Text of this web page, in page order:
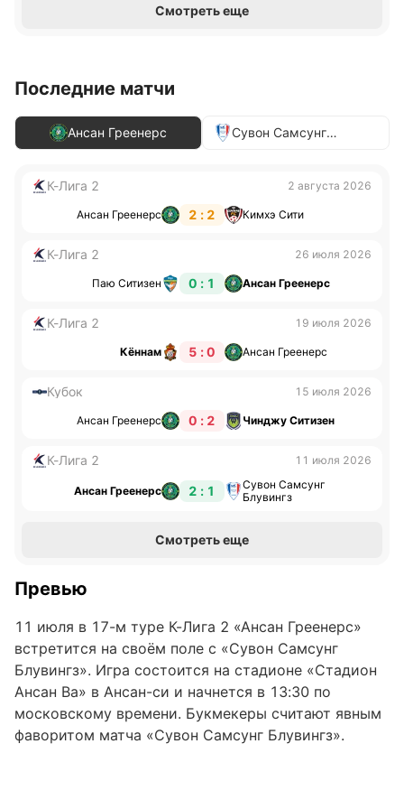
Смотреть еще
Последние матчи
Ансан Греенерс
Сувон Самсунг
К-Лига 2 2 августа 2026
Ансан Греенерс 2 : 2 Кимхэ Сити
К-Лига 2 26 июля 2026
Паю Ситизен 0 : 1 Ансан Греенерс
К-Лига 2 19 июля 2026
Кённам 5 : 0 Ансан Греенерс
Кубок 15 июля 2026
Ансан Греенерс 0 : 2 Чинджу Ситизен
К-Лига 2 11 июля 2026
Ансан Греенерс 2 : 1
Сувон Самсунг
Блувингз
Смотреть еще
Превью
11 июля в 17-м туре К-Лига 2 «Ансан Греенерс»
встретится на своём поле с «Сувон Самсунг
Блувингз». Игра состоится на стадионе «Стадион
Ансан Ва» в Ансан-си и начнется в 13:30 по
московскому времени. Букмекеры считают явным
фаворитом матча «Сувон Самсунг Блувингз».